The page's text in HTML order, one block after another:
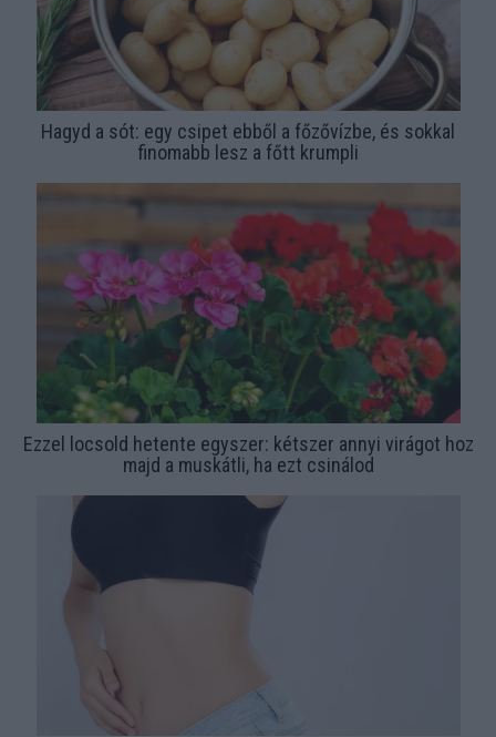
Hagyd a sót: egy csipet ebből a főzővízbe, és sokkal
finomabb lesz a főtt krumpli
Ezzel locsold hetente egyszer: kétszer annyi virágot hoz
majd a muskátli, ha ezt csinálod